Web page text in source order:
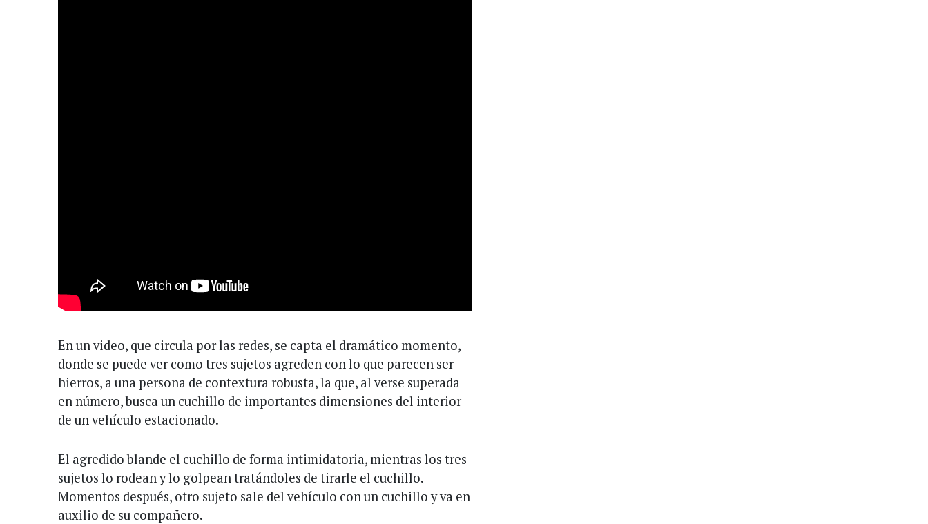
En un video, que circula por las redes, se capta el dramático momento,
donde se puede ver como tres sujetos agreden con lo que parecen ser
hierros, a una persona de contextura robusta, la que, al verse superada
en número, busca un cuchillo de importantes dimensiones del interior
de un vehículo estacionado.
El agredido blande el cuchillo de forma intimidatoria, mientras los tres
sujetos lo rodean y lo golpean tratándoles de tirarle el cuchillo.
Momentos después, otro sujeto sale del vehículo con un cuchillo y va en
auxilio de su compañero.